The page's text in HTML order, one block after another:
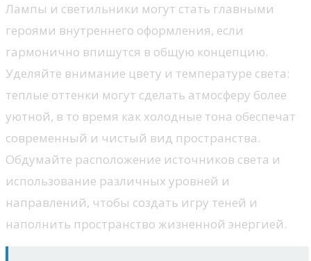
Лампы и светильники могут стать главными
героями внутреннего оформления, если
гармонично впишутся в общую концепцию.
Уделяйте внимание цвету и температуре света:
теплые оттенки могут сделать атмосферу более
уютной, в то время как холодные тона обеспечат
современный и чистый вид пространства.
Обдумайте расположение источников света и
использование различных уровней и
направлений, чтобы создать игру теней и
наполнить пространство жизненной энергией.